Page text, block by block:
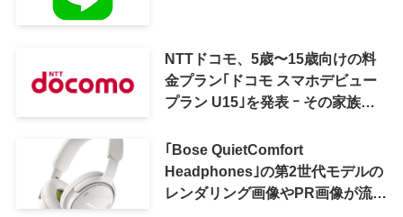
NTTドコモ、5歳〜15歳向けの料
金プラン｢ドコモ スマホデビュー
プラン U15｣を発表 ｰ その家族が
｢Bose QuietComfort
Headphones｣の第2世代モデルの
レンダリング画像やPR画像が流出